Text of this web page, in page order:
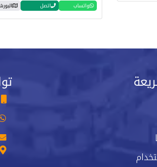
واتساب اتصل